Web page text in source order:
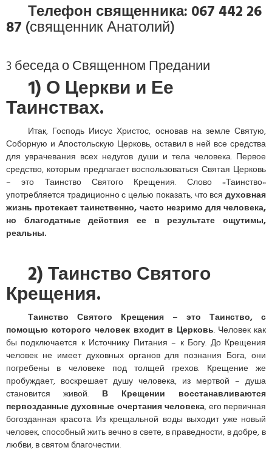
Телефон священника: 067 442 26
87 (священник Анатолий)
3 беседа о Священном Предании
1) О Церкви и Ее
Таинствах.
Итак, Господь Иисус Христос, основав на земле Святую,
Соборную и Апостольскую Церковь, оставил в ней все средства
для уврачевания всех недугов души и тела человека. Первое
средство, которым предлагает воспользоваться Святая Церковь
– это Таинство Святого Крещения. Слово «Таинство»
употребляется традиционно с целью показать, что вся духовная
жизнь протекает таинственно, часто незримо для человека,
но благодатные действия ее в результате ощутимы,
реальны.
2) Таинство Святого
Крещения.
Таинство Святого Крещения – это Таинство, с
помощью которого человек входит в Церковь. Человек как
бы подключается к Источнику Питания – к Богу. До Крещения
человек не имеет духовных органов для познания Бога, они
погребены в человеке под толщей грехов. Крещение же
пробуждает, воскрешает душу человека, из мертвой – душа
становится живой. В Крещении восстанавливаются
первозданные духовные очертания человека, его первичная
богозданная красота. Из крещальной воды выходит уже новый
человек, способный жить вечно в свете, в праведности, в добре, в
любви, в святом благочестии.